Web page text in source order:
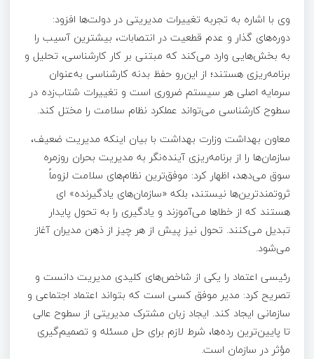
وی با اشاره به تجربه تغییرات مدیریتی در دولت‌ها افزود:
دوره‌های گذار و عدم قطعیت در انتصابات، بیشترین آسیب را
به بخش‌هایی وارد می‌کند که مبتنی بر کار کارشناسی، تحلیل و
برنامه‌ریزی هستند؛ از این‌رو حفظ بدنه کارشناسی به‌عنوان
سرمایه اصلی هر سیستم ضروری است و تغییرات شتاب‌زده در
سطوح کارشناسی می‌تواند عملکرد نظام سلامت را مختل کند.
معاون بهداشت وزارت بهداشت با بیان اینکه مدیریت ضعیف،
سازمان‌ها را از برنامه‌ریزی آینده‌نگر به مدیریت بحران روزمره
سوق می‌دهد، اظهار کرد: موفق‌ترین نظام‌های سلامت لزوماً
ثروتمندترین‌ها نیستند، بلکه «سازمان‌های یادگیرنده» ای
هستند که از خطاها می‌آموزند و یادگیری را به تحول پایدار
تبدیل می‌کنند. تحول نیز پیش از هر چیز از ذهن مدیران آغاز
می‌شود.
رئیسی اعتماد را یکی از شاخص‌های کلیدی مدیریت دانست و
تصریح کرد: مدیر موفق کسی است که بتواند اعتماد اجتماعی و
سازمانی ایجاد کند. ایجاد زبان مشترک مدیریتی از سطوح عالی
تا پایین‌ترین رده‌ها، شرط لازم برای حل مسئله و تصمیم‌گیری
مؤثر در سازمان است.